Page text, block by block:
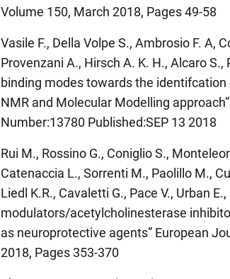
Volume 150, March 2018, Pages 49-58
Vasile F., Della Volpe S., Ambrosio F. A,
Provenzani A., Hirsch A. K. H., Alcaro
binding modes towards the
NMR and Molecular Modelling
Number:13780 Published:SEP 13 2018
Rui M., Rossino G., Coniglio S.,
Catenaccia L., Sorrenti M., Paolillo M.,
Liedl K.R., Cavaletti G., Pace V., Urban
modulators/acetylcholinesterase
as neuroprotective agents” European
2018, Pages 353-370